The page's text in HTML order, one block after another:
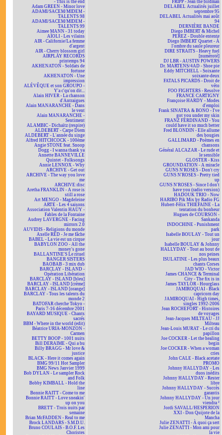
- This is the end
Adam GREEN - Minor love
ADAMI/SACEM/MIDEM -
TALENTS 98
ADAMI/SACEM/MIDEM -
TALENTS 99
Aimee MANN - 31 today
AÏOLI - Les vilains
AIR - Californie/La femme
d'argent
AIR - Cherry blossom girl
AIRPLAY RECORDS
printemps 94
AKHENATON - Soldats de
fortune
AKHENATON - Une
impression
ALÉVÊQUE et son GROUPO -
Y'a c'qu'on dit...
Alain HIVER - La chanson
d'Antraigues
Alain MANARANCHE - Dans
le vent
Alain MANARANCHE -
Sentiment
ALAMBIC - Dichaïtz (respire)
ALDEBERT - Carpe Diem
ALDEBERT - L'année du singe
Alfred HITCHCOCK - 100ème
Angie STONE feat. Snoop
Dogg - I wanna thank ya
Annette BANNEVILLE
Quintet - Folksongs
Annie LENNOX - Why
ARCHIVE - Get out
ARCHIVE - The way you love
me
ARCHIVE:disc
Aretha FRANKLIN - A rose is
still a rose
Art MENGO - Magdeleine
ARTE - Les 4 saisons
Association Valentin HAÜY -
Fables de la Fontaine
Audrey LAVERGNE - Facing
mirrors 2.0
AUVIDIS - Religions du monde
Axelle RED - Je me fâche
BABEL - La vie est un cirque
BABYLON ZOO - All the
money's gone
BALLANTINE'S Le rituel
BANGER SISTERS
BAOBAB - 3 mix dub
BARCLAY - ISLAND -
Opération Libération
BARCLAY - ISLAND [bleu]
BARCLAY - ISLAND [crème]
BARCLAY - ISLAND [orange]
BARCLAY - Tous les talents du
monde 2
BATOFAR cherche Tokyo -
Paris 7-16 décembre 2001
BAYARD MUSIQUE - Chants
sacrés
BBM - Where in the world (edit)
Béatrice URIA-MONZON -
Carmen
BETTY BOOP - 1001 nuits
Bill DERAIME - Qui a bu
Billy BRAGG - Mr love &
justice
BLACK - Here it comes again
BMG 99/11 Hot Sampler
BMG News Janvier 1999
Bob DYLAN - Le sampler Rock
and Folk
Bobby KIMBALL - Hold the
line
Bonnie RAITT - Come to me
Bonnie RAITT - Love sneakin'
up on you
BRETT - Trois nuits par
semaine
Brian McFADDEN - Real to me
Brock LANDARS - S.M.D.U.
Bruno COULAIS - B.O.F. Les
Choristes
FRIPP - Jean the birdman
DELABEL Actualités juillet
septembre 95
DELABEL Actualités mai août
94
DERNIÈRE BANDE
Diego IMBERT & Michel
PEREZ - Double entente
Diego IMBERT Quartet - À
l'ombre du saule pleureur
DIRE STRAITS - Heavy fuel
[numéroté]
DJ LBR - AUSTIN POWERS
Dr. MARTENS/4AD - Shoe pie
Eddy MITCHELL - Soixante
soixante-deux
FATALS PICARDS - Droit de
véto
FOO FIGHTERS - Resolve
FRANCE CARTIGNY
Françoise HARDY - Modes
d'emploi
Frank SINATRA & BONO - I've
got you under my skin
FRANZ FERDINAND - You
could have it so much better
Fred BLONDIN - Elle allume
des bougies
GALLIMARD - Poèmes en
chansons
Général ALCAZAR - Le rude et
le sensible
GLOSTER - Kiss
GROUNDATION - A miracle
GUNS N'ROSES - Don't cry
GUNS N'ROSES - Pretty tied
up
GUNS N'ROSES - Since I don't
have you (radio version)
HADOUK TRIO - Now
HARIBO Pik Mix by Radio FG
Hubert-Félix THIÉFAINE - La
tentation du bonheur
Hugues de COURSON -
Sankanda
INDOCHINE - Punishment
park
Isabelle BOULAY - Tout un
jour
Isabelle BOULAY & Johnny
HALLYDAY - Tout au bout de
nos peines
ISULATINE - Les plus beaux
chants Corses
JAD WIO - Victor
James CHANCE & Terminal
City - The fix is in
James TAYLOR - Hourglass
JAMIROQUAI - Black
capricorn day
JAMIROQUAI - High times,
singles 1992-2006
Jean ROCHEFORT - Histoires
de voyages
Jean-Jacques MILTEAU - JJ
Milteau
Jean-Louis MURAT - Le cri du
papillon
Joe COCKER - Let the healing
begin
Joe COCKER - When a woman
cries
John CALE - Black acetate
PROMO
Johnny HALLYDAY - Les
duos inédits
Johnny HALLYDAY - Rester
libre
Johnny HALLYDAY - Succès
garantis
Johnny HALLYDAY - Un jour
viendra ²
Jordi SAVALL/HESPERION
XXI - Don Quijote de la
Mancha
Julie ZENATTI - À quoi ça sert
Julie ZENATTI - Mon ami pour
la vie